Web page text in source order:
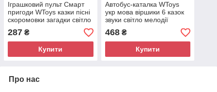
Іграшковий пульт Смарт
пригоди WToys казки пісні
скоромовки загадки світло
укр мова 15,5*7*2,5 см
(31645)
287 ₴
Купити
Автобус-каталка WToys
укр мова віршики 6 казок
звуки світло мелодії
рухомі елементи пісні
20*6,5*16см (19479)
468₴
Купити
Про нас